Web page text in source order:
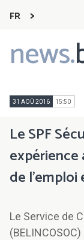
FR
news.
Main
navigation
31 AOÛ 2016 15:50
Le SPF
de
Le Service de